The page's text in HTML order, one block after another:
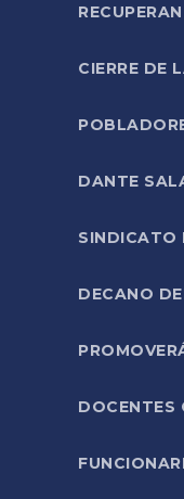
CIERRE DE
DANTE
SINDICATO
DECANO
DOCENTES